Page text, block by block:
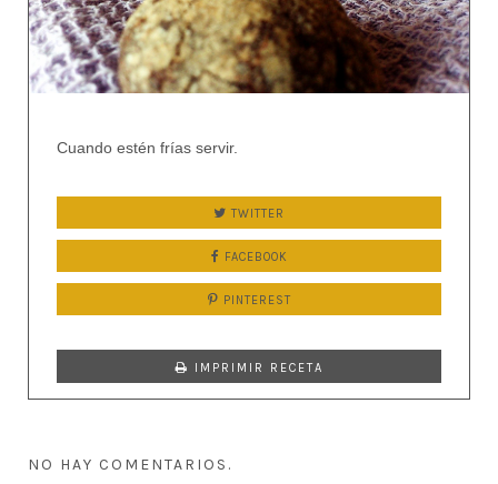
Cuando estén frías servir.
TWITTER
FACEBOOK
PINTEREST
IMPRIMIR RECETA
NO HAY COMENTARIOS.